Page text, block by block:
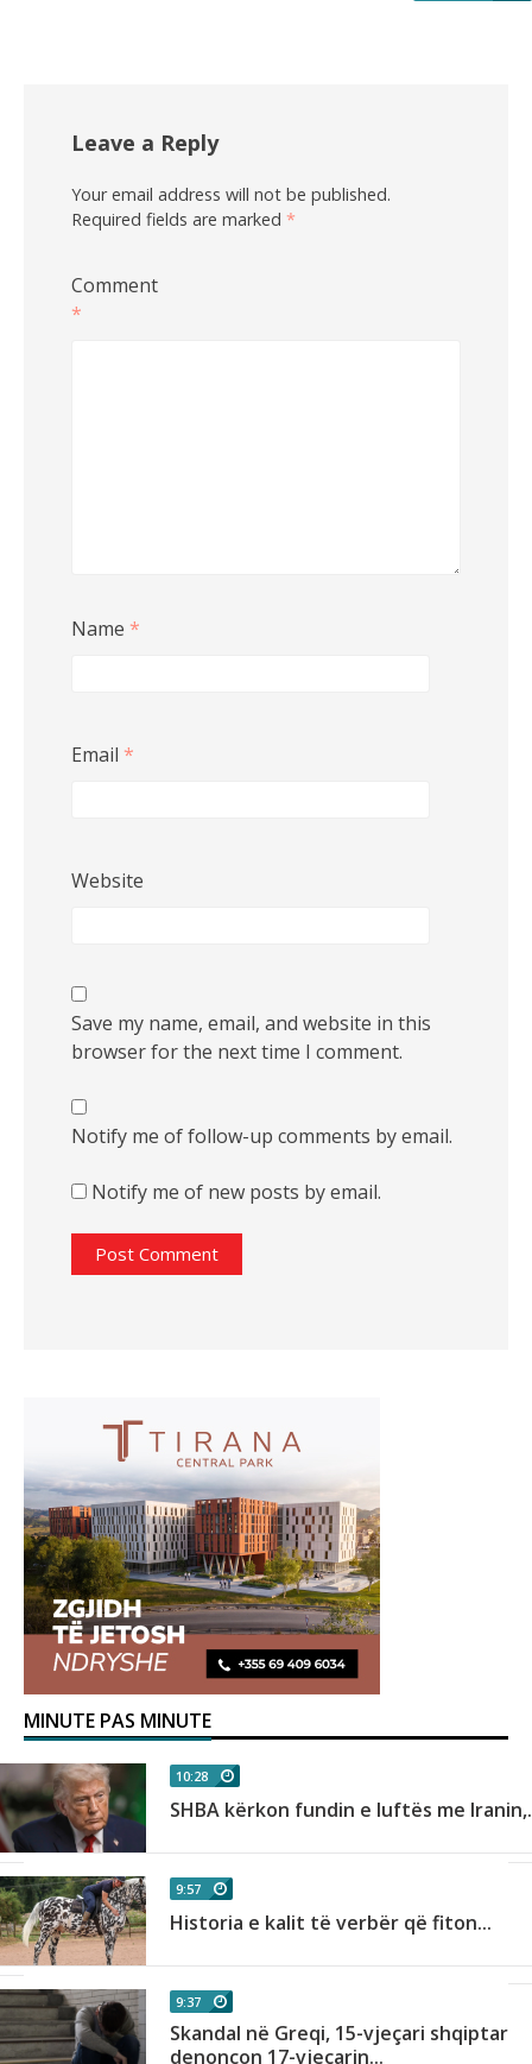
Leave a Reply
Your email address will not be published.
Required fields are marked *
Comment
*
Name *
Email *
Website
Save my name, email, and website in this
browser for the next time I comment.
Notify me of follow-up comments by email.
Notify me of new posts by email.
MINUTE PAS MINUTE
10:28
SHBA kërkon fundin e luftës me
9:57
Historia e kalit të verbër që fiton...
9:37
Skandal në Greqi, 15-vjeçari shqiptar
denoncon 17-vjeçarin...